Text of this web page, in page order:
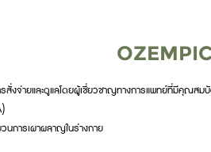
OZEMPIC
ายและดูแลโดยผู้เชี่ยวชาญทางการแพทย์ที่มีคุณสมบั
นการเผาผลาญในร่างกาย